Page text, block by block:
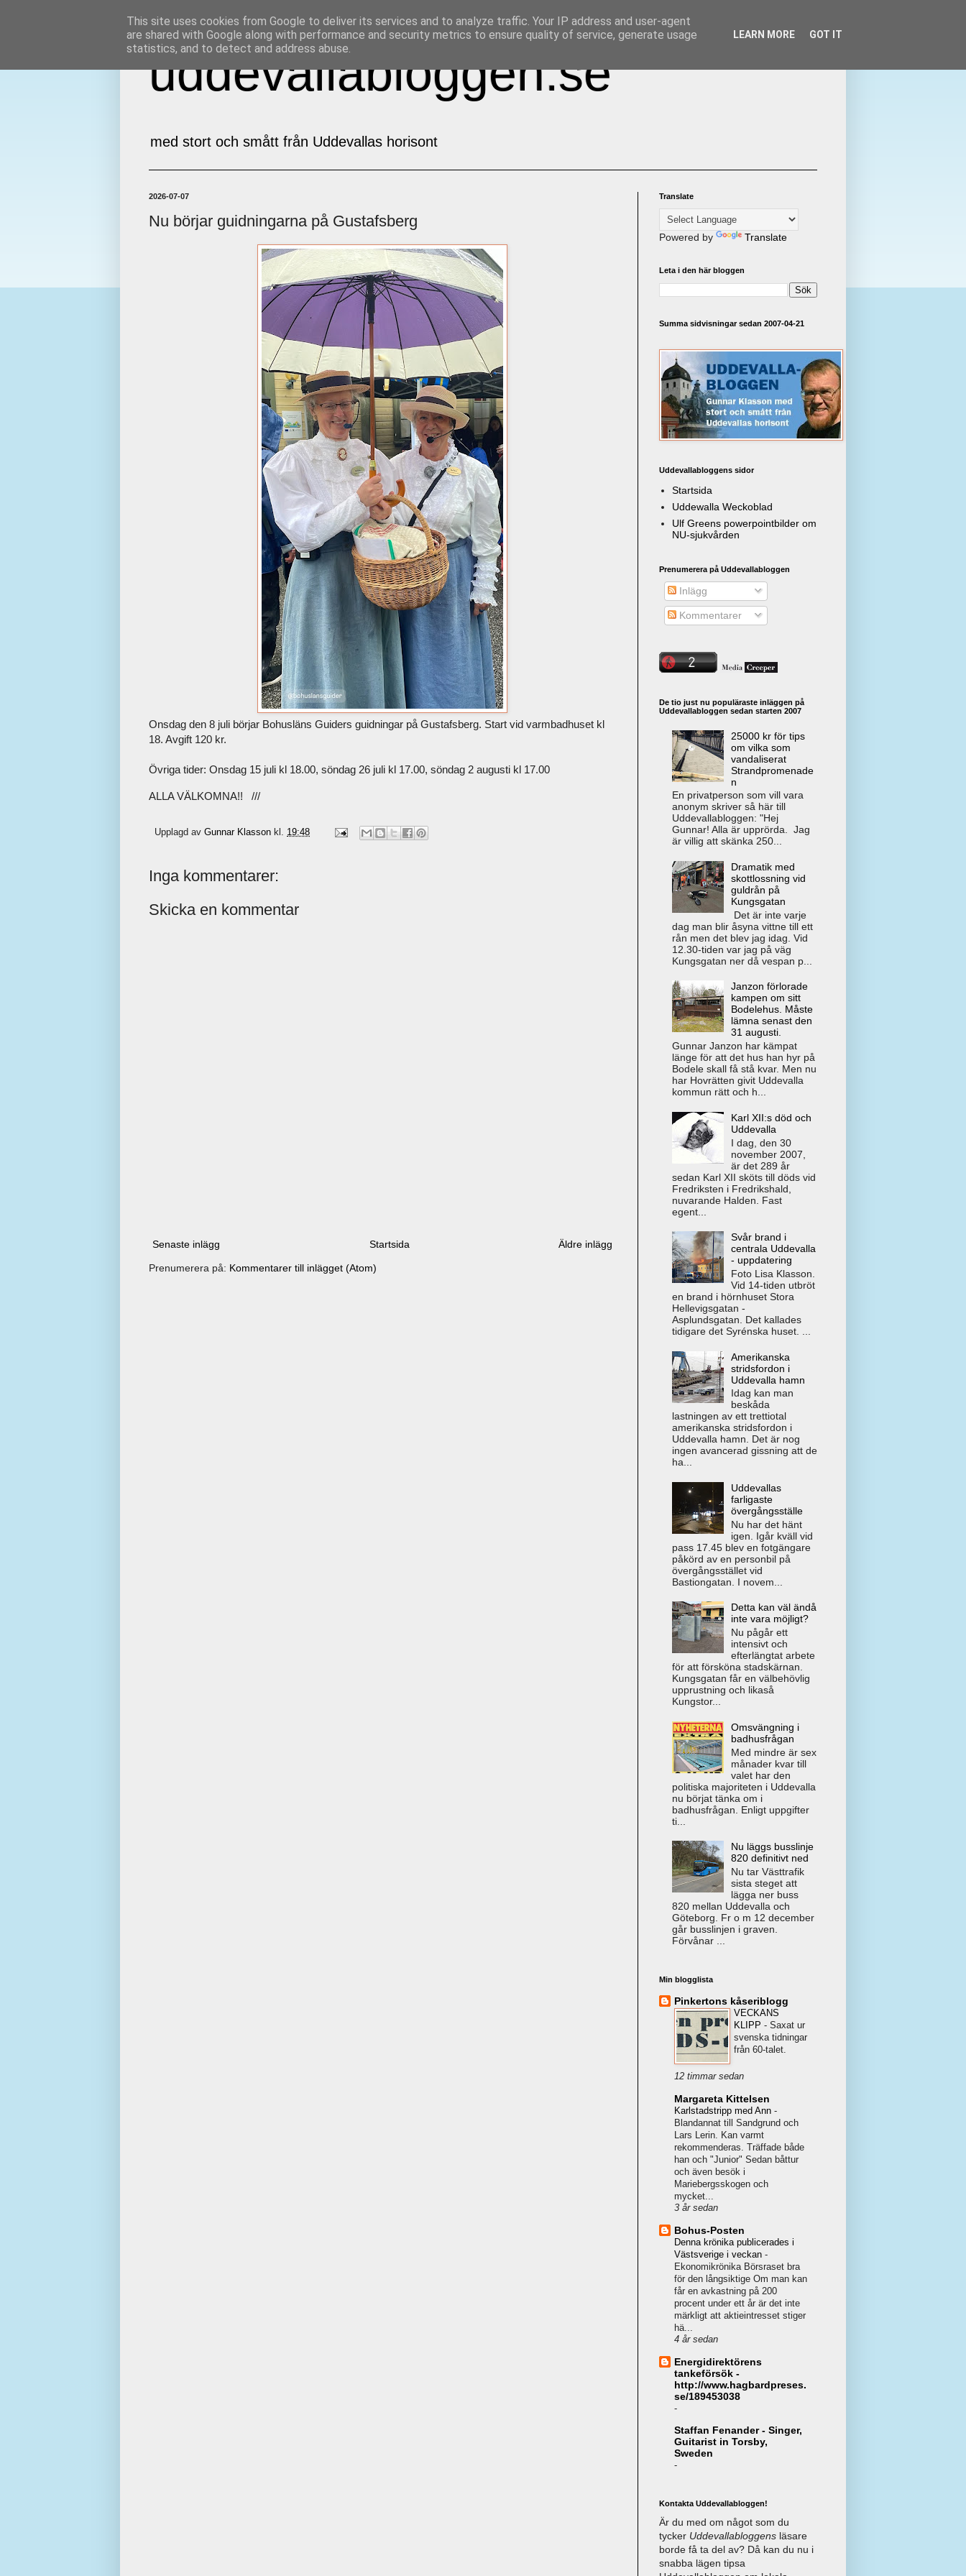
uddevallabloggen.se
med stort och smått från Uddevallas horisont
2026-07-07
Nu börjar guidningarna på Gustafsberg
Onsdag den 8 juli börjar Bohusläns Guiders guidningar på Gustafsberg. Start vid varmbadhuset kl
18. Avgift 120 kr.
Övriga tider: Onsdag 15 juli kl 18.00, söndag 26 juli kl 17.00, söndag 2 augusti kl 17.00
ALLA VÄLKOMNA!! ///
Upplagd av Gunnar Klasson kl. 19:48
Inga kommentarer:
Skicka en kommentar
Senaste inlägg Äldre inlägg
Startsida
Prenumerera på: Kommentarer till inlägget (Atom)
Translate
Powered by Translate
Leta i den här bloggen
Summa sidvisningar sedan 2007-04-21
Uddevallabloggens sidor
Startsida
Uddewalla Weckoblad
Ulf Greens powerpointbilder om
NU-sjukvården
Prenumerera på Uddevallabloggen
Inlägg
Kommentarer
De tio just nu populäraste inläggen på
Uddevallabloggen sedan starten 2007
25000 kr för tips
om vilka som
vandaliserat
Strandpromenade
n
En privatperson som vill vara
anonym skriver så här till
Uddevallabloggen: "Hej
Gunnar! Alla är upprörda. Jag
är villig att skänka 250...
Dramatik med
skottlossning vid
guldrån på
Kungsgatan
Det är inte varje
dag man blir åsyna vittne till ett
rån men det blev jag idag. Vid
12.30-tiden var jag på väg
Kungsgatan ner då vespan p...
Janzon förlorade
kampen om sitt
Bodelehus. Måste
lämna senast den
31 augusti.
Gunnar Janzon har kämpat
länge för att det hus han hyr på
Bodele skall få stå kvar. Men nu
har Hovrätten givit Uddevalla
kommun rätt och h...
Karl XII:s död och
Uddevalla
I dag, den 30
november 2007,
är det 289 år
sedan Karl XII sköts till döds vid
Fredriksten i Fredrikshald,
nuvarande Halden. Fast
egent...
Svår brand i
centrala Uddevalla
- uppdatering
Foto Lisa Klasson.
Vid 14-tiden utbröt
en brand i hörnhuset Stora
Hellevigsgatan -
Asplundsgatan. Det kallades
tidigare det Syrénska huset. ...
Amerikanska
stridsfordon i
Uddevalla hamn
Idag kan man
beskåda
lastningen av ett trettiotal
amerikanska stridsfordon i
Uddevalla hamn. Det är nog
ingen avancerad gissning att de
ha...
Uddevallas
farligaste
övergångsställe
Nu har det hänt
igen. Igår kväll vid
pass 17.45 blev en fotgängare
påkörd av en personbil på
övergångsstället vid
Bastiongatan. I novem...
Detta kan väl ändå
inte vara möjligt?
Nu pågår ett
intensivt och
efterlängtat arbete
för att försköna stadskärnan.
Kungsgatan får en välbehövlig
upprustning och likaså
Kungstor...
Omsvängning i
badhusfrågan
Med mindre är sex
månader kvar till
valet har den
politiska majoriteten i Uddevalla
nu börjat tänka om i
badhusfrågan. Enligt uppgifter
ti...
Nu läggs busslinje
820 definitivt ned
Nu tar Västtrafik
sista steget att
lägga ner buss
820 mellan Uddevalla och
Göteborg. Fr o m 12 december
går busslinjen i graven.
Förvånar ...
Min blogglista
Pinkertons kåseriblogg
VECKANS
KLIPP - Saxat ur
svenska tidningar
från 60-talet.
12 timmar sedan
Margareta Kittelsen
Karlstadstripp med Ann -
Blandannat till Sandgrund och
Lars Lerin. Kan varmt
rekommenderas. Träffade både
han och "Junior" Sedan båttur
och även besök i
Mariebergsskogen och
mycket...
3 år sedan
Bohus-Posten
Denna krönika publicerades i
Västsverige i veckan -
Ekonomikrönika Börsraset bra
för den långsiktige Om man kan
får en avkastning på 200
procent under ett år är det inte
märkligt att aktieintresset stiger
hä...
4 år sedan
Energidirektörens
tankeförsök -
http://www.hagbardpreses.
se/189453038
-
Staffan Fenander - Singer,
Guitarist in Torsby,
Sweden
-
Kontakta Uddevallabloggen!
Är du med om något som du
tycker Uddevallabloggens läsare
borde få ta del av? Då kan du nu i
snabba lägen tipsa
This site uses cookies from Google to deliver its services and to analyze traffic. Your IP address and user-agent
are shared with Google along with performance and security metrics to ensure quality of service, generate usage
statistics, and to detect and address abuse.
LEARN MORE GOT IT